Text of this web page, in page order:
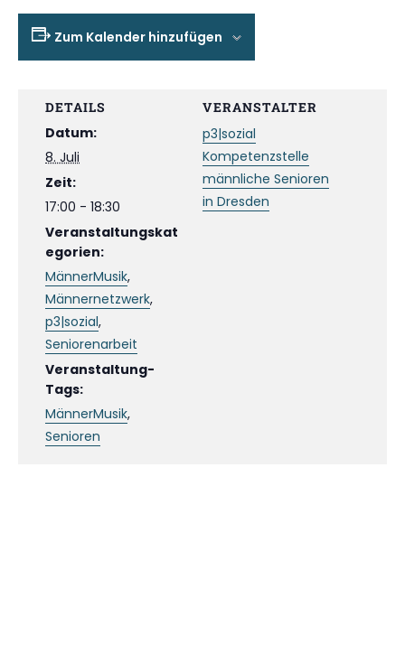
Zum Kalender hinzufügen
DETAILS
Datum:
8. Juli
Zeit:
17:00 - 18:30
Veranstaltungskat
egorien:
MännerMusik,
Männernetzwerk,
p3|sozial,
Seniorenarbeit
Veranstaltung-
Tags:
MännerMusik,
Senioren
VERANSTALTER
p3|sozial
Kompetenzstelle
männliche Senioren
in Dresden